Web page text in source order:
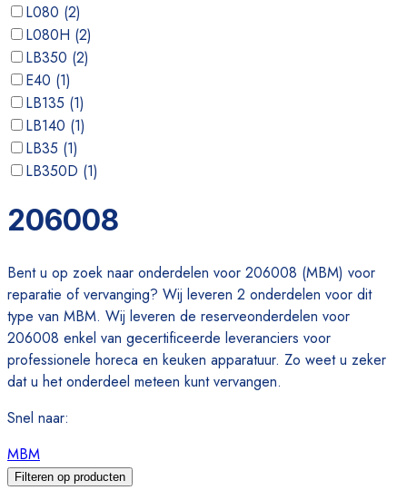
L080 (2)
L080H (2)
LB350 (2)
E40 (1)
LB135 (1)
LB140 (1)
LB35 (1)
LB350D (1)
LB35C(1)
206008
Bent u op zoek naar onderdelen voor 206008 (MBM) voor
reparatie of vervanging? Wij leveren 2 onderdelen voor dit
type van MBM. Wij leveren de reserveonderdelen voor
206008 enkel van gecertificeerde leveranciers voor
professionele horeca en keuken apparatuur. Zo weet u zeker
dat u het onderdeel meteen kunt vervangen.
Snel naar:
MBM
Filteren op producten